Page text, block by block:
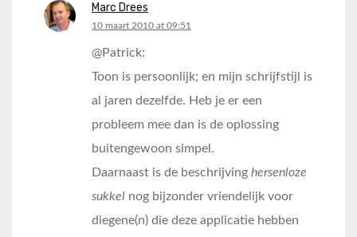
Marc Drees
says:
10 maart 2010 at 09:51
@Patrick:
Toon is persoonlijk; en mijn schrijfstijl is
al jaren dezelfde. Heb je er een
probleem mee dan is de oplossing
buitengewoon simpel.
Daarnaast is de beschrijving hersenloze
sukkel nog bijzonder vriendelijk voor
diegene(n) die deze applicatie hebben